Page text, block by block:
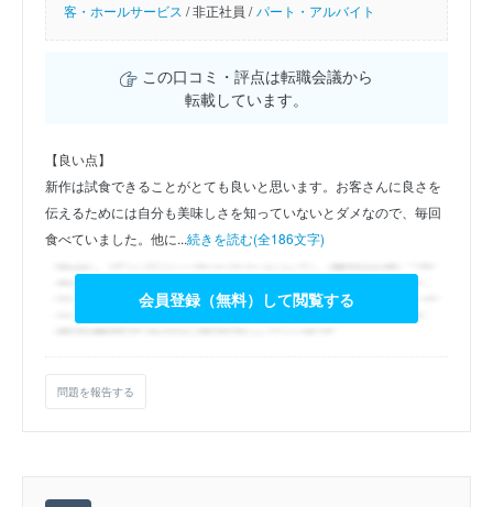
客・ホールサービス /非正社員 / パート・アルバイト
この口コミ・評点は転職会議から
転載しています。
【良い点】
新作は試食できることがとても良いと思います。お客さんに良さを
伝えるためには自分も美味しさを知っていないとダメなので、毎回
食べていました。他に...続きを読む(全186文字)
会員登録（無料）して閲覧する
問題を報告する